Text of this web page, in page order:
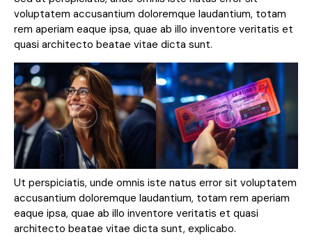
voluptatem accusantium doloremque laudantium, totam
rem aperiam eaque ipsa, quae ab illo inventore veritatis et
quasi architecto beatae vitae dicta sunt.
Ut perspiciatis, unde omnis iste natus error sit voluptatem
accusantium doloremque laudantium, totam rem aperiam
eaque ipsa, quae ab illo inventore veritatis et quasi
architecto beatae vitae dicta sunt, explicabo.